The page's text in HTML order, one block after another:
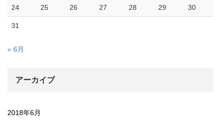
24 25 26 27 28 29 30
31
« 6月
アーカイブ
2018年6月